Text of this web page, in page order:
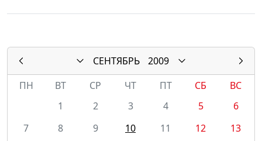
СЕНТЯБРЬ
2009
ПН
ВТ СР ЧТ ПТ СБ
ВС
1
2 3 4 5
6
7
8 9 10 11 12
13